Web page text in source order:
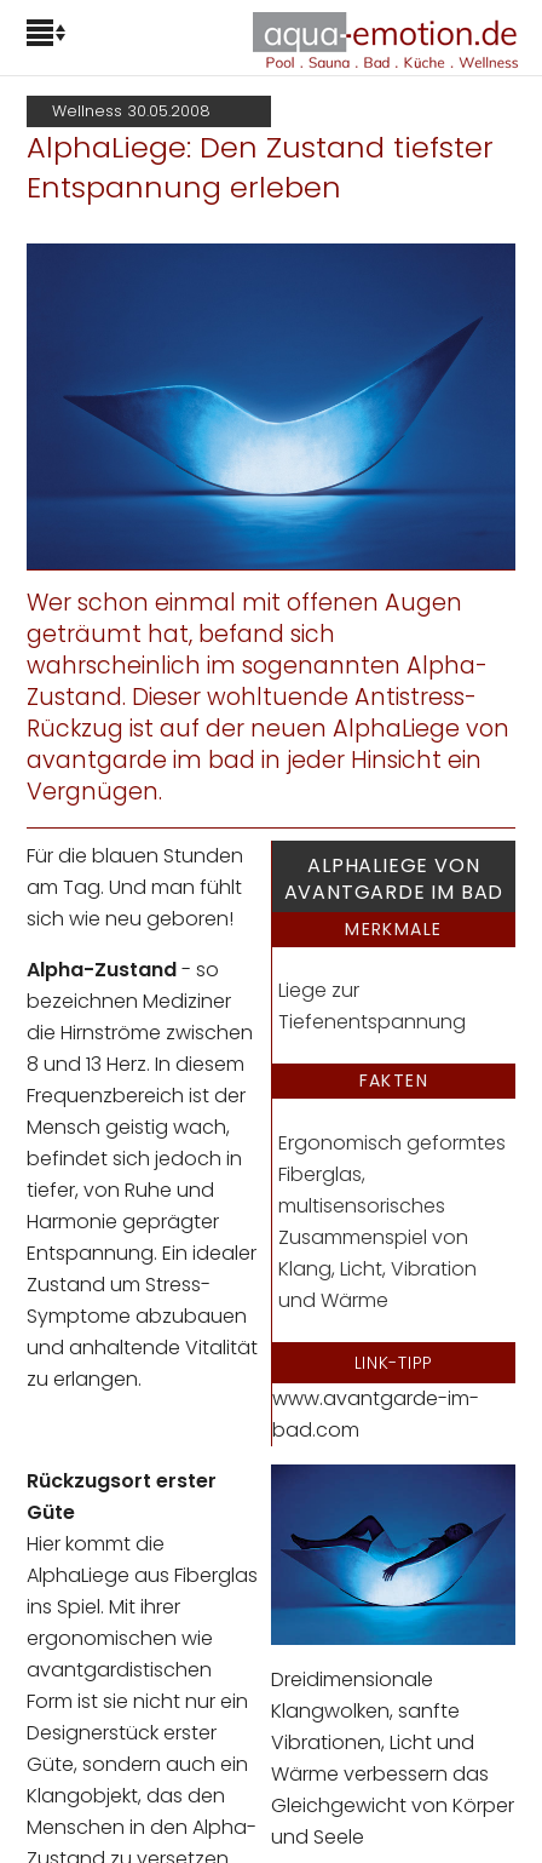
Wellness 30.05.2008
AlphaLiege: Den Zustand tiefster
Entspannung erleben
Wer schon einmal mit offenen Augen
geträumt hat, befand sich
wahrscheinlich im sogenannten Alpha-
Zustand. Dieser wohltuende Antistress-
Rückzug ist auf der neuen AlphaLiege von
avantgarde im bad in jeder Hinsicht ein
Vergnügen.
ALPHALIEGE VON
AVANTGARDE IM BAD
MERKMALE
Liege zur
Tiefenentspannung
FAKTEN
Ergonomisch geformtes
Fiberglas,
multisensorisches
Zusammenspiel von
Klang, Licht, Vibration
und Wärme
LINK-TIPP
www.avantgarde-im-
bad.com
Dreidimensionale
Klangwolken, sanfte
Vibrationen, Licht und
Wärme verbessern das
Gleichgewicht von Körper
und Seele
Für die blauen Stunden
am Tag. Und man fühlt
sich wie neu geboren!
Alpha-Zustand- so
bezeichnen Mediziner
die Hirnströme zwischen
8 und 13 Herz. In diesem
Frequenzbereich ist der
Mensch geistig wach,
befindet sich jedoch in
tiefer, von Ruhe und
Harmonie geprägter
Entspannung. Ein idealer
Zustand um Stress-
Symptome abzubauen
und anhaltende Vitalität
zu erlangen.
Rückzugsort erster
Güte
Hier kommt die
AlphaLiege aus Fiberglas
ins Spiel. Mit ihrer
ergonomischen wie
avantgardistischen
Form ist sie nicht nur ein
Designerstück erster
Güte, sondern auch ein
Klangobjekt, das den
Menschen in den Alpha-